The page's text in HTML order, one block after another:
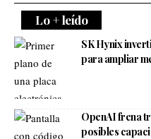
Lo + leído
SK Hynix
para ampliar
OpenAI frena
posibles